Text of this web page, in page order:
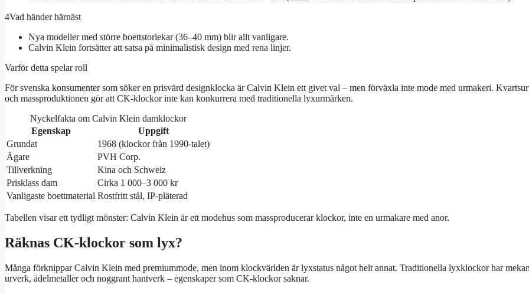
4Vad händer härnäst
Nya modeller med större boettstorlekar (36–40 mm) blir allt vanligare.
Calvin Klein fortsätter att satsa på minimalistisk design med rena linjer.
Varför detta spelar roll
För svenska konsumenter som söker en prisvärd designklocka är Calvin Klein ett givet val – men förväxla inte mode med urmakeri.
och massproduktionen gör att CK-klockor inte kan konkurrera med traditionella lyxurmärken.
Nyckelfakta om Calvin Klein damklockor
Egenskap
Uppgift
Grundat
1968 (klockor från 1990-talet)
Ägare
PVH Corp.
Tillverkning
Kina och Schweiz
Prisklass dam
Cirka 1 000–3 000 kr
Vanligaste boettmaterial Rostfritt stål, IP-pläterad
Tabellen visar ett tydligt mönster: Calvin Klein är ett modehus som massproducerar klockor, inte en urmakare med anor.
Räknas CK-klockor som lyx?
Många förknippar Calvin Klein med premiummode, men inom klockvärlden är lyxstatus något helt annat. Traditionella lyxklockor har
urverk, ädelmetaller och noggrant hantverk – egenskaper som CK-klockor saknar.